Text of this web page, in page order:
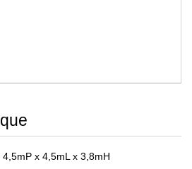
4,5mP x 4,5mL x 3,8mH